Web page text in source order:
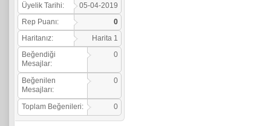
Üyelik Tarihi:
05-04-2019
Rep Puanı:
0
Haritanız:
Harita 1
Beğendiği
Mesajlar:
0
Beğenilen
Mesajları:
0
Toplam Beğenileri: 0